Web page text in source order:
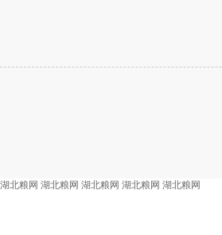
湖北粮网 湖北粮网 湖北粮网 湖北粮网 湖北粮网